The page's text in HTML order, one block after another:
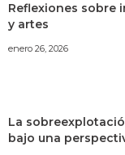
Reflexiones sobre
y artes
enero 26, 2026
La
bajo una